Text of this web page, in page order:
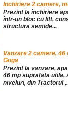
Inchiriere 2 camere,
Prezint la închiriere
într-un bloc cu lift,
structura semide...
Vanzare 2 camere, 46
Goga
Prezint la vanzare,
46 mp suprafata utila,
niveluri, din Tractorul